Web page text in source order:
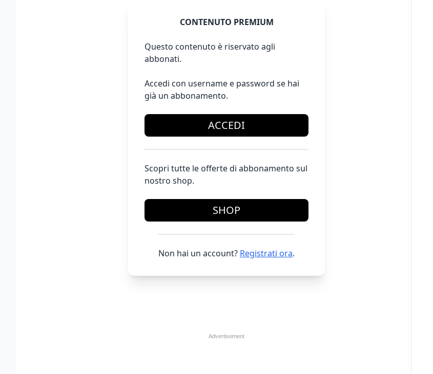
CONTENUTO PREMIUM
Questo contenuto è riservato agli
abbonati.
Accedi con username e password se hai
già un abbonamento.
ACCEDI
Scopri tutte le offerte di abbonamento sul
nostro shop.
SHOP
Non hai un account? Registrati ora.